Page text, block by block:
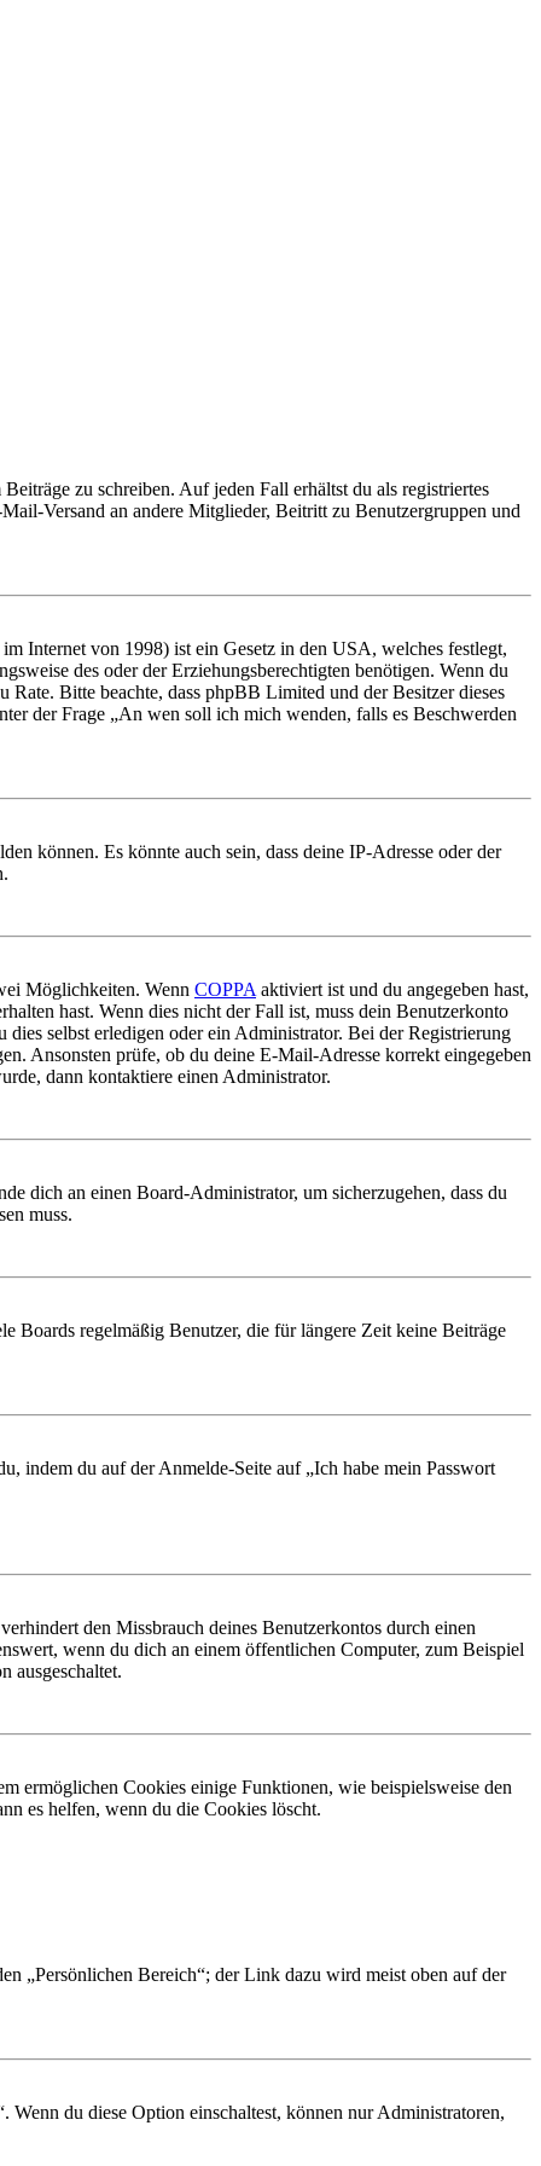
zu schreiben. Auf jeden Fall erhältst du als registriertes
Versand an andere Mitglieder, Beitritt zu Benutzergruppen und
Internet von 1998) ist ein Gesetz in den USA, welches festlegt,
des oder der Erziehungsberechtigten benötigen. Wenn du
Bitte beachte, dass phpBB Limited und der Besitzer dieses
der Frage „An wen soll ich mich wenden, falls es Beschwerden
können. Es könnte auch sein, dass deine IP-Adresse oder der
Möglichkeiten. Wenn COPPA aktiviert ist und du angegeben hast,
hast. Wenn dies nicht der Fall ist, muss dein Benutzerkonto
selbst erledigen oder ein Administrator. Bei der Registrierung
Ansonsten prüfe, ob du deine E-Mail-Adresse korrekt eingegeben
dann kontaktiere einen Administrator.
dich an einen Board-Administrator, um sicherzugehen, dass du
muss.
Boards regelmäßig Benutzer, die für längere Zeit keine Beiträge
indem du auf der Anmelde-Seite auf „Ich habe mein Passwort
den Missbrauch deines Benutzerkontos durch einen
wenn du dich an einem öffentlichen Computer, zum Beispiel
ausgeschaltet.
ermöglichen Cookies einige Funktionen, wie beispielsweise den
es helfen, wenn du die Cookies löscht.
„Persönlichen Bereich“; der Link dazu wird meist oben auf der
du diese Option einschaltest, können nur Administratoren,